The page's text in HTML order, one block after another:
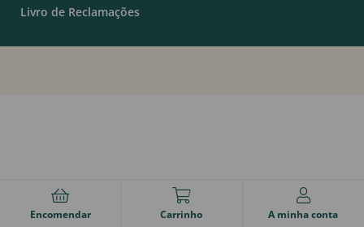
Livro de Reclamações
Encomendar Carrinho A minha conta